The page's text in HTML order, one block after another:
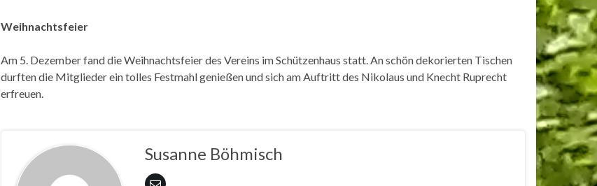
Weihnachtsfeier
Am 5. Dezember fand die Weihnachtsfeier des Vereins im Schützenhaus statt. An schön dekorierten Tischen
durften die Mitglieder ein tolles Festmahl genießen und sich am Auftritt des Nikolaus und Knecht Ruprecht
erfreuen.
Susanne Böhmisch